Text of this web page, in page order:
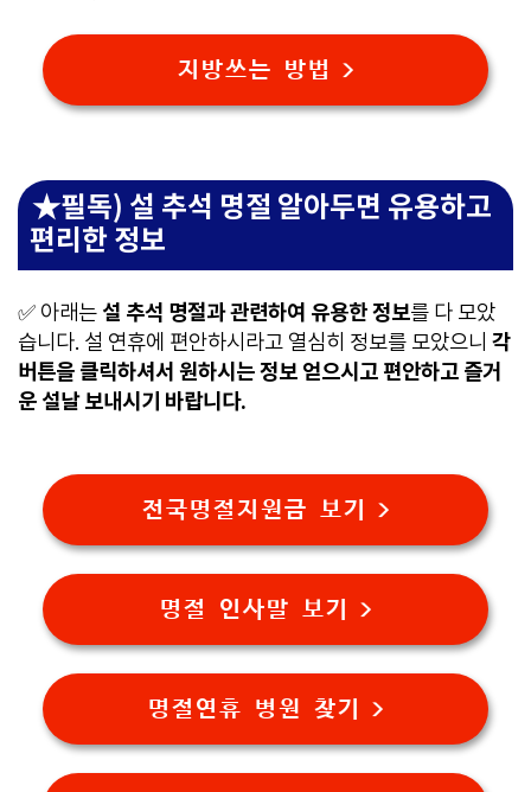
지방쓰는 방법 >
★필독) 설 추석 명절 알아두면 유용하고
편리한 정보
✅ 아래는 설 추석 명절과 관련하여 유용한 정보를 다 모았
습니다. 설 연휴에 편안하시라고 열심히 정보를 모았으니 각
버튼을 클릭하셔서 원하시는 정보 얻으시고 편안하고 즐거
운 설날 보내시기 바랍니다.
전국명절지원금 보기 >
명절 인사말 보기 >
명절연휴 병원 찾기 >